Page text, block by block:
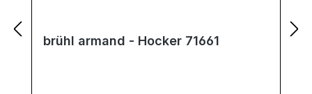
brühl armand - Hocker 71661